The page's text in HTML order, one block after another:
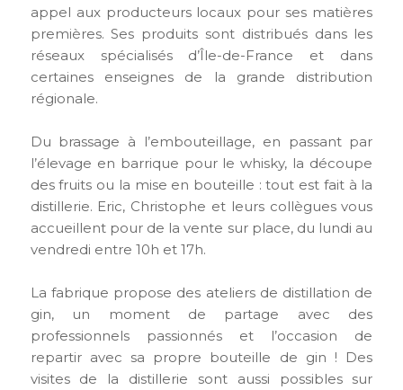
appel aux producteurs locaux pour ses matières
premières. Ses produits sont distribués dans les
réseaux spécialisés d’Île-de-France et dans
certaines enseignes de la grande distribution
régionale.
Du brassage à l’embouteillage, en passant par
l’élevage en barrique pour le whisky, la découpe
des fruits ou la mise en bouteille : tout est fait à la
distillerie. Eric, Christophe et leurs collègues vous
accueillent pour de la vente sur place, du lundi au
vendredi entre 10h et 17h.
La fabrique propose des ateliers de distillation de
gin, un moment de partage avec des
professionnels passionnés et l’occasion de
repartir avec sa propre bouteille de gin ! Des
visites de la distillerie sont aussi possibles sur